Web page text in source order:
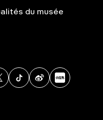
du musée
Instagram
X TikTokWeibo